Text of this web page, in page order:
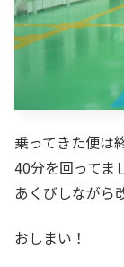
乗ってきた便は
40分を回ってま
あくびしながら
おしまい！